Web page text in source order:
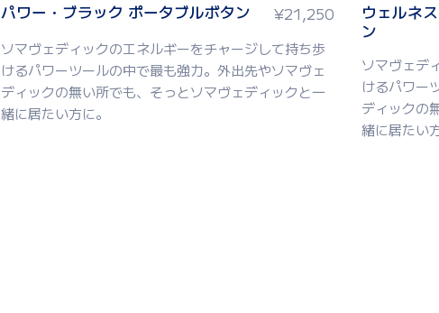
パワー・ブラック ポータブルボタン ¥21,250
ソマヴェディックのエネルギーをチャージして持ち歩
けるパワーツールの中で最も強力。外出先やソマヴェ
ディックの無い所でも、そっとソマヴェディックと一
緒に居たい方に。
ウェルネ
ン
ソマヴェデ
けるパワー
ディックの
緒に居たい